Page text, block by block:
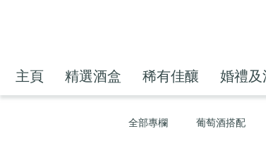
主頁 精選酒盒 稀有佳釀 婚禮及
全部專欄 葡萄酒搭配